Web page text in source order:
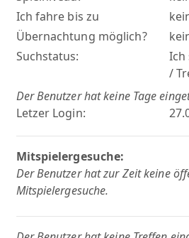
Ich fahre bis zu
Übernachtung möglich?
Suchstatus:
Ich
/
Der Benutzer hat keine Tage
Letzer Login:
Mitspielergesuche:
Der Benutzer hat zur Zeit keine
Mitspielergesuche.